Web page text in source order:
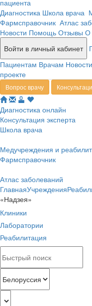
пациента
Диагностика Школа врача
Фармсправочник Атлас
Новости Помощь Отзывы О
Войти в личный кабинет
Пациентам Врачам Новости
проекте
Вопрос врачу
Диагностика онлайн
Консультация эксперта
Школа врача
Медучреждения и
Фармсправочник
Атлас заболеваний
ГлавнаяУчреждения
«Надзея»
Клиники
Лаборатории
Реабилитация